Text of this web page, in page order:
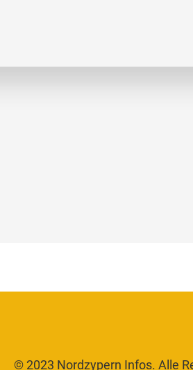
© 2023 Nordzypern Infos. Alle